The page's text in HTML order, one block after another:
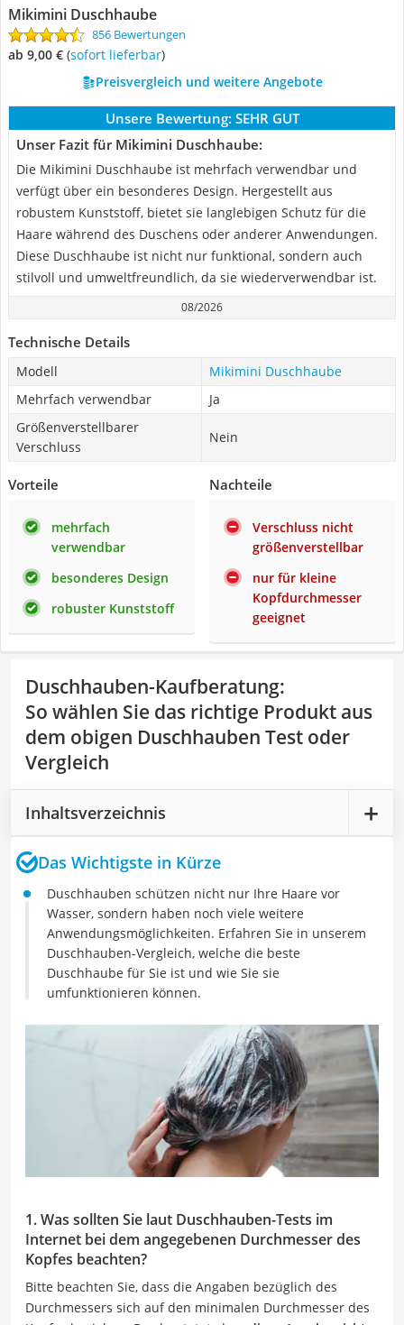
Mikimini Duschhaube
856 Bewertungen
ab 9,00 € ( Sofort lieferbar)
Preisvergleich und weitere Angebote
Unsere Bewertung: SEHR GUT
Unser Fazit für Mikimini Duschhaube:
Die Mikimini Duschhaube ist mehrfach verwendbar und
verfügt über ein besonderes Design. Hergestellt aus
robustem Kunststoff, bietet sie langlebigen Schutz für die
Haare während des Duschens oder anderer Anwendungen.
Diese Duschhaube ist nicht nur funktional, sondern auch
stilvoll und umweltfreundlich, da sie wiederverwendbar ist.
08/2026
Technische Details
Modell
Mikimini Duschhaube
Mehrfach verwendbar
Ja
Größenverstellbarer
Verschluss
Nein
Vorteile
mehrfach
verwendbar
besonderes Design
robuster Kunststoff
Nachteile
Verschluss nicht
größenverstellbar
nur für kleine
Kopfdurchmesser
geeignet
Duschhauben-Kaufberatung:
So wählen Sie das richtige Produkt aus
dem obigen Duschhauben Test oder
Vergleich
Inhaltsverzeichnis
Das Wichtigste in Kürze
Duschhauben schützen nicht nur Ihre Haare vor
Wasser, sondern haben noch viele weitere
Anwendungsmöglichkeiten. Erfahren Sie in unserem
Duschhauben-Vergleich, welche die beste
Duschhaube für Sie ist und wie Sie sie
umfunktionieren können.
1. Was sollten Sie laut Duschhauben-Tests im
Internet bei dem angegebenen Durchmesser des
Kopfes beachten?
Bitte beachten Sie, dass die Angaben bezüglich des
Durchmessers sich auf den minimalen Durchmesser des